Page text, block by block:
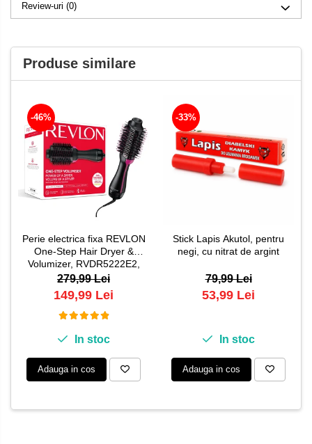
Review-uri (0)
Produse similare
-46%
Perie electrica fixa REVLON
One-Step Hair Dryer &
Volumizer, RVDR5222E2,
pentru par mediu si lung
279,99 Lei
149,99 Lei
In stoc
Adauga in cos
-33%
Stick Lapis Akutol, pentru
negi, cu nitrat de argint
79,99 Lei
53,99 Lei
In stoc
Adauga in cos